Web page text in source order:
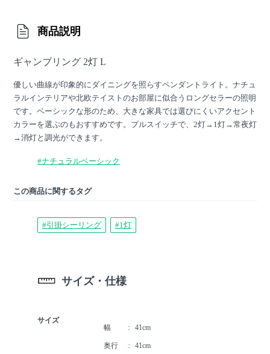
商品説明
ギャンブリング 2灯 L
優しい曲線が印象的にダイニングを照らすペンダントライト。ナチュ
ラルインテリアや北欧テイストのお部屋に似合うロングセラーの照明
です。ベーシックな形のため、大きな家具では選びにくいアクセント
カラーを選ぶのもおすすめです。プルスイッチで、2灯→1灯→常夜灯
→消灯と調光ができます。
#ナチュラルベーシック
この商品に関するタグ
#引掛シーリング #1灯
サイズ・仕様
サイズ
幅
41cm
奥行 41cm